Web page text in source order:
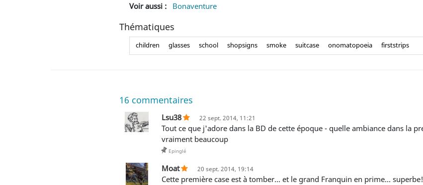
Voir aussi : Bonaventure
Thématiques
children glasses school shopsigns smoke suitcase onomatopoeia firststrips
16 commentaires
Lsu38 22 sept. 2014, 11:21
Tout ce que j'adore dans la BD de cette époque - quelle ambiance dans la première case ! on s'y croirait. J'aime
vraiment beaucoup
Epinglé
Moat 20 sept. 2014, 19:14
Cette première case est à tomber... et le grand Franquin en prime... superbe!